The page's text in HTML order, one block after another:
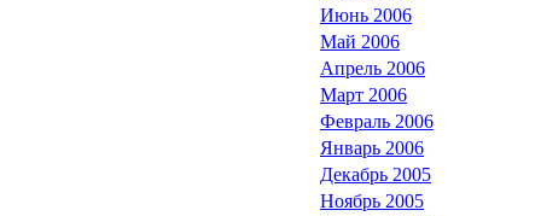
Июнь 2006
Май 2006
Апрель 2006
Март 2006
Февраль 2006
Январь 2006
Декабрь 2005
Ноябрь 2005